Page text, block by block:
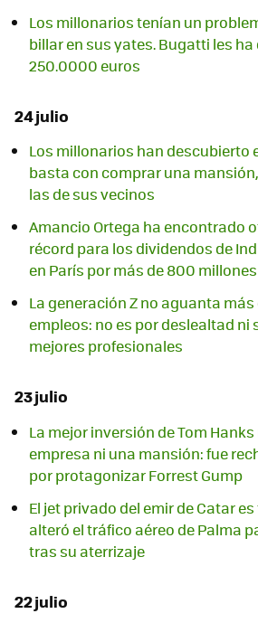
Los millonarios tenían un
billar en sus yates. Bugatti les
250.0000 euros
24 julio
Los millonarios han descubierto
basta con comprar una
las de sus vecinos
Amancio Ortega ha encontrado
récord para los dividendos de
en París por más de 800 millones
La generación Z no aguanta
empleos: no es por deslealtad ni
mejores profesionales
23 julio
La mejor inversión de Tom
empresa ni una mansión: fue
por protagonizar Forrest Gump
El jet privado del emir de Catar
alteró el tráfico aéreo de Palma
tras su aterrizaje
22 julio